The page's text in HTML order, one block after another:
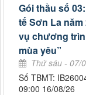
Gói thầu số
tế Sơn La
vụ chương
mùa yêu”
Thứ sáu - 07/
Số TBMT:
09:00 16/08/26